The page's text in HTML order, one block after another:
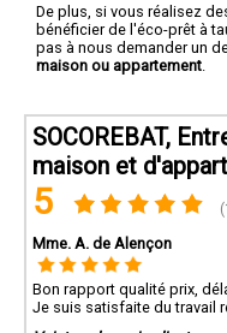
De plus, si vous réalisez
bénéficier de l'éco-prêt à
pas à nous demander un
maison ou appartement
SOCOREBAT,
maison et
5
Mme. A. de Alençon
Bon rapport qualité prix,
Je suis satisfaite du travail